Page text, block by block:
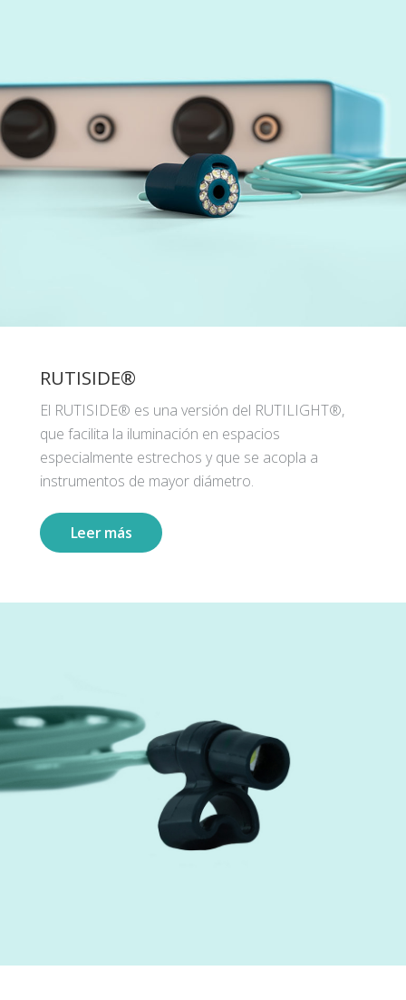
RUTISIDE®
El RUTISIDE® es una versión del RUTILIGHT®,
que facilita la iluminación en espacios
especialmente estrechos y que se acopla a
instrumentos de mayor diámetro.
Leer más